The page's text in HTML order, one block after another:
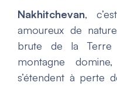
Nakhitchevan,
amoureux de
brute de la
montagne
s’étendent à perte